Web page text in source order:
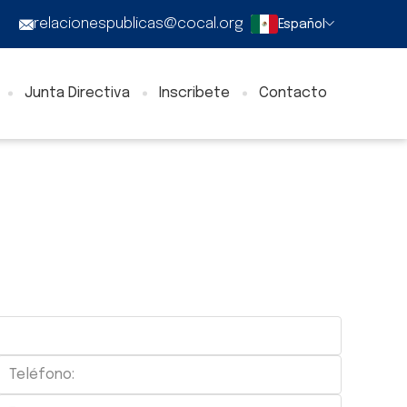
relacionespublicas@cocal.org Español
Junta Directiva Inscribete Contacto